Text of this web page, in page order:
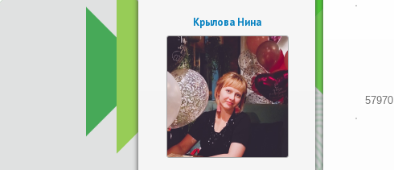
Крылова Нина
57970